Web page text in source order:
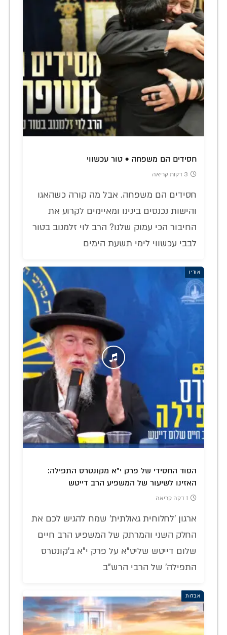
חסידים הם משפחה • טור עכשווי
3 דקות קריאה
חסידים הם משפחה. אבל מה קורה כשהאגו
והישות נכנסים בינינו ומאיימים לקרוע את
החיבור הכי עמוק שלנו? הרב לוי זלמנוב בטור
לבבי עכשווי לימי תשעת הימים
אודיו
הסוד החסידי של פרק י"א מקונטרס התפילה:
האזינו לשיעור של המשפיע הרב דייטש
1 דקה קריאה
ארגון 'לחלוחית גאולתית' שמח להגיש לכם את
החלק השני והמרתק של המשפיע הרב חיים
שלום דייטש שליט"א על פרק י"א ב'קונטרס
התפילה' של הרבי הרש"ב
אבלות